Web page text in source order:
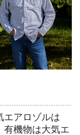
エアロゾルは
有機物は大気エ